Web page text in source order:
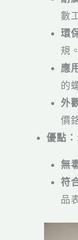
數
環
規。
應
的
外
價
優點： :
無
符
品